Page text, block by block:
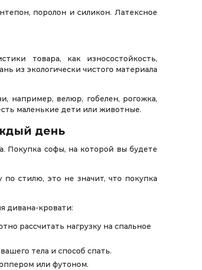
поролон и силикон. Латексное
товара, как износостойкость,
из экологически чистого материала
например, велюр, гобелен, рогожка,
маленькие дети или животные.
день
Покупка софы, на которой вы будете
стилю, это не значит, что покупка
дивана-кровати:
рассчитать нагрузку на спальное
тела и способ спать.
или футоном.